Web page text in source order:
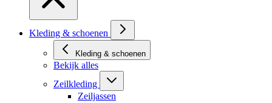
Kleding & schoenen
Kleding & schoenen
Bekijk alles
Zeilkleding
Zeiljassen